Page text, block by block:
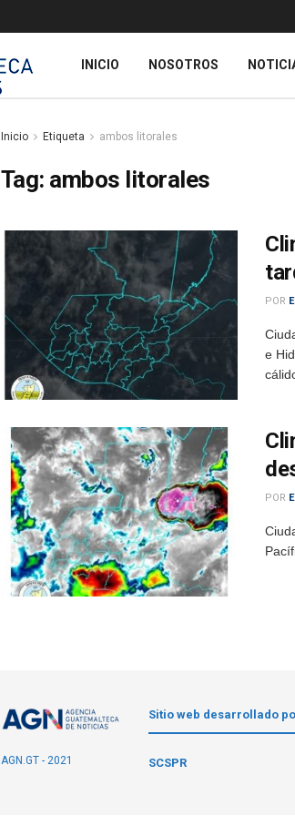
INICIO NOSOTROS
Inicio Etiqueta ambos litorales
Tag: ambos litorales
POR
e
POR
AGN.GT - 2021
Sitio web desarrollado
SCSPR